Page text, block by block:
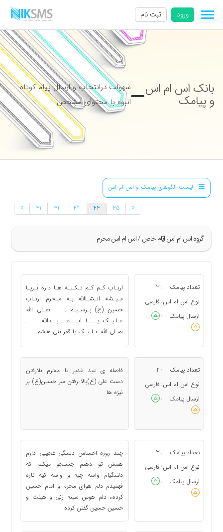
ورود ثبت نام
بانک اس ام اس
و پیامک
سهولت درانتخاب و ارسال پیام کوتاه
انبوه با محتوای مشخص
لیست الگوهای پیامک و اس ام اس
گروه اس ام اس ايّام خاص / اس ام اس محرم
» 41 42 43 44 45 «
تعداد پیامک :
3
نوع اس ام اس : فارسی
ارسال پیامک
:
اربـاب كـم كـم تـكـيـه هـا داره بـرپـا
مـيـشه انـشـاالله بـه مـحرم اربـاب
حسين (ع) بـرسـيـم . . . صـلی الله
عـلـیـک یــــا ابـــاعـــبــدالله . . .
صـلی الله عـلـیـک یا قمر بنی هاشم . . .
تعداد پیامک :
2
نوع اس ام اس : فارسی
ارسال پیامک
:
فاصله ی عید غدیر تا محرم بلارفتن
دست علی (ع)بالا رفتن سر حسین(ع) بر
نیزه ها
تعداد پیامک :
3
نوع اس ام اس : فارسی
ارسال پیامک
:
چند روزه احساس دلتنگى عجيبى دارم
همش تو ذهنم جستجو ميكنم كه
دلتنگيام واسه چيه و واسه كيه تازه
فهميدم دلم هواى محرم و امام حسين
كرده،، دلم هوس سينه زنى و هيئت و
حسين حسين گفتن كرده